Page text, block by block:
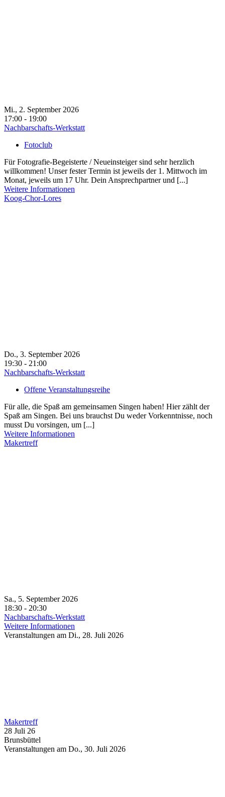
Mi., 2. September 2026
17:00 - 19:00
Nachbarschafts-Werkstatt
Fotoclub
Für Fotografie-Begeisterte / Neueinsteiger sind sehr herzlich
willkommen! Unser fester Termin ist jeweils der 1. Mittwoch im
Monat, jeweils um 17 Uhr. Dein Ansprechpartner und [...]
Weitere Informationen
Koog-Chor-Lores
Do., 3. September 2026
19:30 - 21:00
Nachbarschafts-Werkstatt
Offene Veranstaltungsreihe
Für alle, die Spaß am gemeinsamen Singen haben! Hier zählt der
Spaß am Singen. Bei uns brauchst Du weder Vorkenntnisse, noch
musst Du vorsingen, um [...]
Weitere Informationen
Makertreff
Sa., 5. September 2026
18:30 - 20:30
Nachbarschafts-Werkstatt
Weitere Informationen
Veranstaltungen am Di., 28. Juli 2026
Makertreff
28 Juli 26
Brunsbüttel
Veranstaltungen am Do., 30. Juli 2026